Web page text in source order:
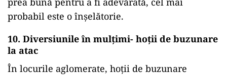
probabil este o înșelătorie.
10. Diversiunile în mulțimi- hoții de buzunare
la atac
În locurile aglomerate, hoții de buzunare